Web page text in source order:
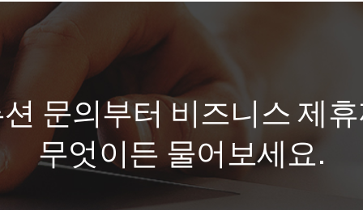
션 문의부터 비즈니스 제휴
무엇이든 물어보세 요 .